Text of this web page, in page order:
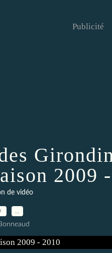
Publicité
2009
de vidéo